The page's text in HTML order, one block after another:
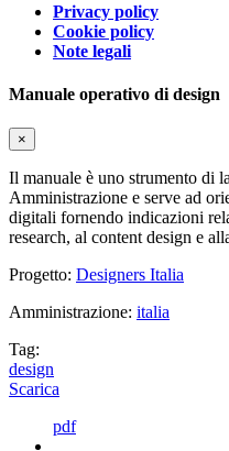
Privacy policy
Cookie policy
Note legali
Manuale operativo di design
×
Il manuale è uno strumento di
Amministrazione e serve ad
digitali fornendo indicazioni
research, al content design e
Progetto: Designers Italia
Amministrazione: italia
Tag:
design
Scarica
pdf